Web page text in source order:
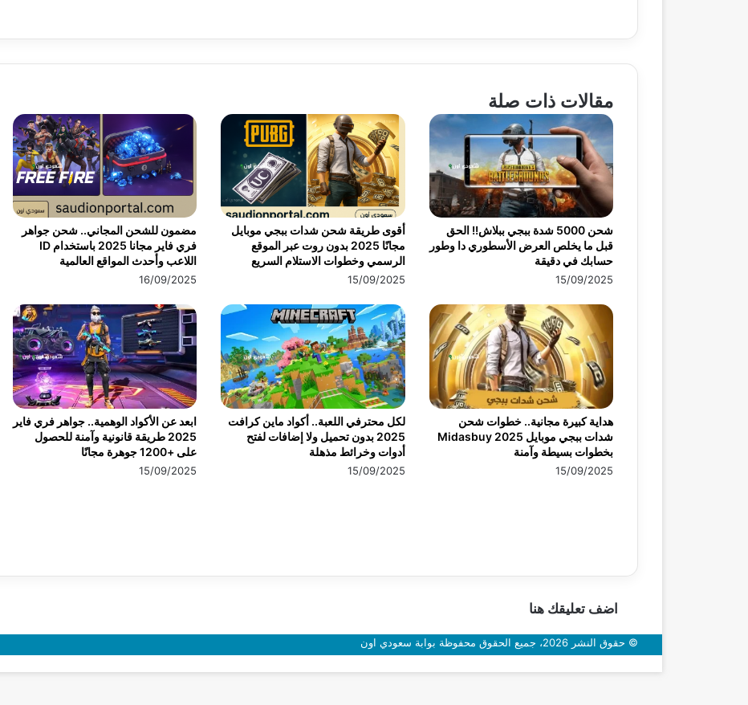
مقالات ذات صلة
مضمون للشحن المجاني.. شحن جواهر
فري فاير مجانا 2025 باستخدام ID
اللاعب وأحدث المواقع العالمية
16/09/2025
أقوى طريقة شحن شدات ببجي موبايل
مجانًا 2025 بدون روت عبر الموقع
الرسمي وخطوات الاستلام السريع
15/09/2025
شحن 5000 شدة ببجي ببلاش!! الحق
قبل ما يخلص العرض الأسطوري دا وطور
حسابك في دقيقة
15/09/2025
ابعد عن الأكواد الوهمية.. جواهر فري فاير
2025 طريقة قانونية وآمنة للحصول
على +1200 جوهرة مجانًا
15/09/2025
لكل محترفي اللعبة.. أكواد ماين كرافت
2025 بدون تحميل ولا إضافات لفتح
أدوات وخرائط مذهلة
15/09/2025
هداية كبيرة مجانية.. خطوات شحن
شدات ببجي موبايل 2025 Midasbuy
بخطوات بسيطة وآمنة
15/09/2025
اضف تعليقك هنا
© حقوق النشر 2026، جميع الحقوق محفوظة بوابة سعودي اون